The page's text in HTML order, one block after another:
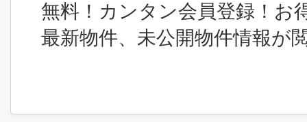
無料！カンタン会員登録！お
最新物件、未公開物件情報が